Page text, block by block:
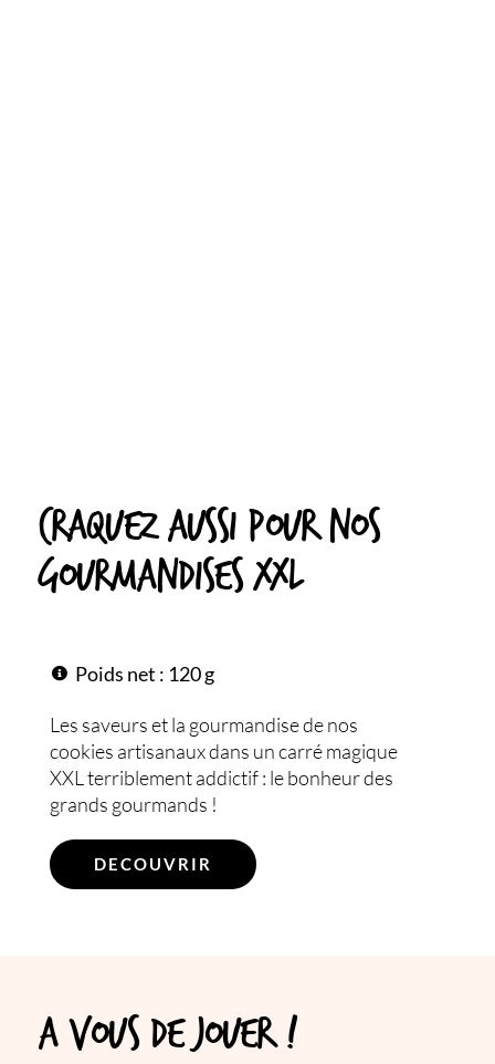
Craquez aussi pour nos
gourmandises XXL
Poids net : 120 g
Les saveurs et la gourmandise de nos
cookies artisanaux dans un carré magique
XXL terriblement addictif : le bonheur des
grands gourmands !
DECOUVRIR
A vous de jouer !